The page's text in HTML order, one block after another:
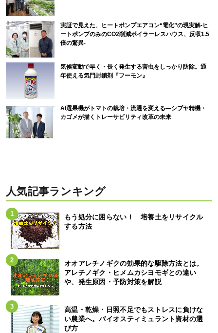
実証で見えた、ヒートポンプエアコン“電化”の現実解-ヒ
ートポンプのみのCO2削減ボイラーレスハウス、反収1.5
倍の驚異-
気候変動で早く・長く発生する害虫をしっかり防除。通
年使える気門封鎖剤『フーモン』
AI選果機がトマトの栽培・流通を変える―シブヤ精機・
カゴメが描くトレーサビリティ改革の未来
人気記事ランキング
もう処分に困らない！ 培養土をリサイクル
する方法
オオアレチノギクの効果的な駆除方法とは。
アレチノギク・ヒメムカシヨモギとの違い
や、発生原因・予防対策を解説
高温・乾燥・日照不足でもストレスに負けな
い農業へ。バイオスティミュラント資材の選
び方